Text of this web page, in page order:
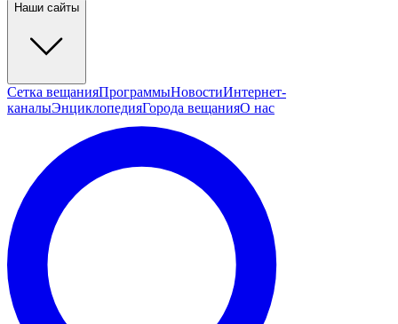
Наши сайты
Сетка вещанияПрограммыНовостиИнтернет-
каналыЭнциклопедияГорода вещанияО нас